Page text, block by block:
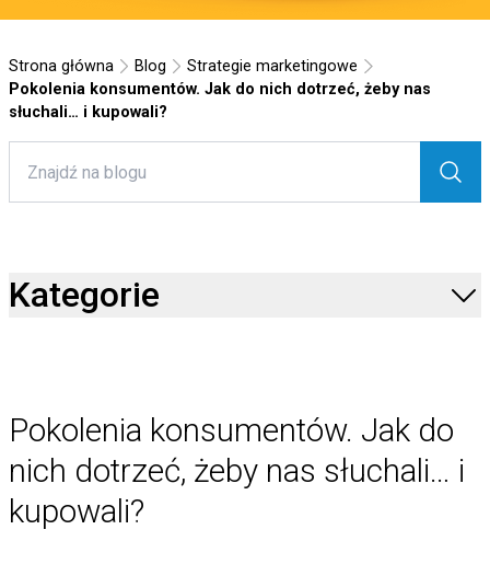
Strona główna Blog
Strategie marketingowe
Pokolenia konsumentów. Jak do nich dotrzeć, żeby nas
słuchali… i kupowali?
Pokolenia konsumentów. Jak do
nich dotrzeć, żeby nas słuchali… i
kupowali?
Kategorie